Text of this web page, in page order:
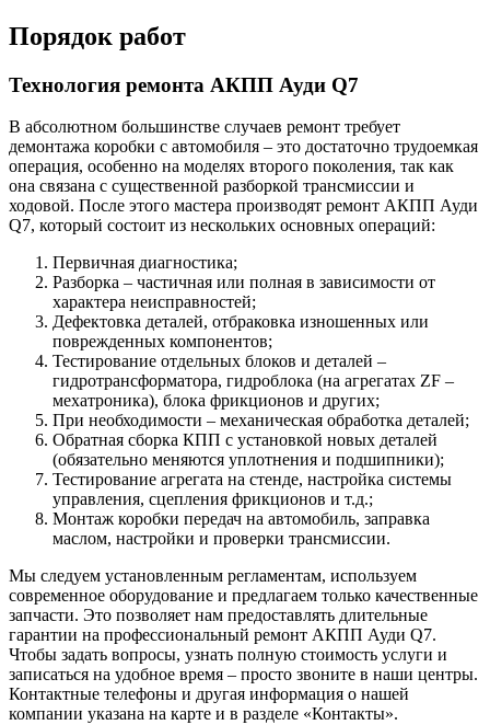
Порядок работ
Технология ремонта АКПП Ауди Q7
В абсолютном большинстве случаев ремонт требует
демонтажа коробки с автомобиля – это достаточно трудоемкая
операция, особенно на моделях второго поколения, так как
она связана с существенной разборкой трансмиссии и
ходовой. После этого мастера производят ремонт АКПП Ауди
Q7, который состоит из нескольких основных операций:
Первичная диагностика;
Разборка – частичная или полная в зависимости от
характера неисправностей;
Дефектовка деталей, отбраковка изношенных или
поврежденных компонентов;
Тестирование отдельных блоков и деталей –
гидротрансформатора, гидроблока (на агрегатах ZF –
мехатроника), блока фрикционов и других;
При необходимости – механическая обработка деталей;
Обратная сборка КПП с установкой новых деталей
(обязательно меняются уплотнения и подшипники);
Тестирование агрегата на стенде, настройка системы
управления, сцепления фрикционов и т.д.;
Монтаж коробки передач на автомобиль, заправка
маслом, настройки и проверки трансмиссии.
Мы следуем установленным регламентам, используем
современное оборудование и предлагаем только качественные
запчасти. Это позволяет нам предоставлять длительные
гарантии на профессиональный ремонт АКПП Ауди Q7.
Чтобы задать вопросы, узнать полную стоимость услуги и
записаться на удобное время – просто звоните в наши центры.
Контактные телефоны и другая информация о нашей
компании указана на карте и в разделе «Контакты».